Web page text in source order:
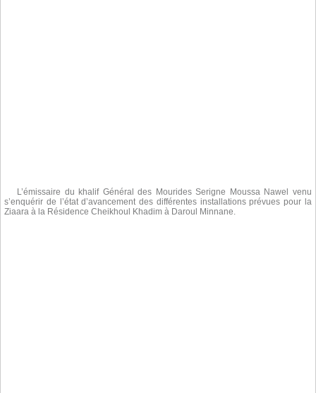
L’émissaire du khalif Général des Mourides Serigne Moussa Nawel venu
s’enquérir de l’état d’avancement des différentes installations prévues pour la
Ziaara à la Résidence Cheikhoul Khadim à Daroul Minnane.